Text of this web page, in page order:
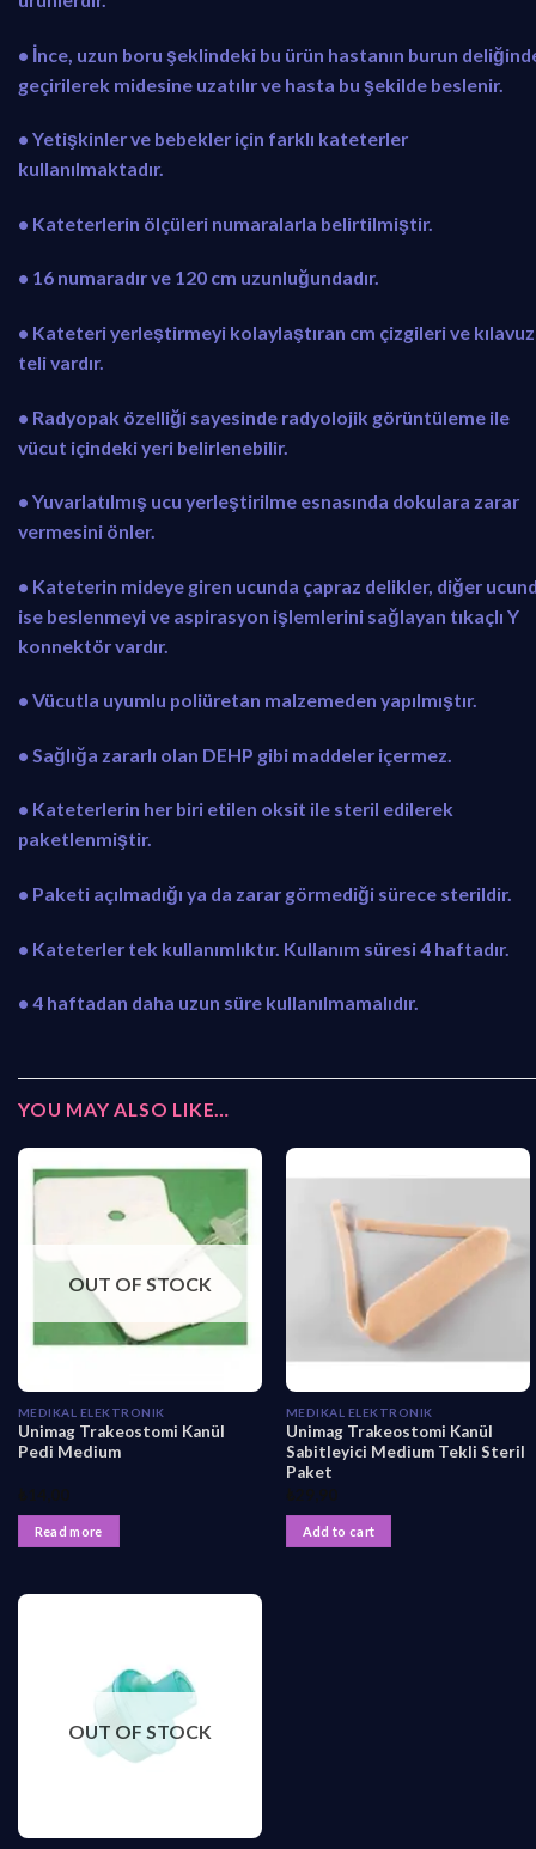
• İnce, uzun boru şeklindeki bu ürün hastanın burun
geçirilerek midesine uzatılır ve hasta bu şekilde beslenir.
• Yetişkinler ve bebekler için farklı kateterler
kullanılmaktadır.
• Kateterlerin ölçüleri numaralarla belirtilmiştir.
• 16 numaradır ve 120 cm uzunluğundadır.
• Kateteri yerleştirmeyi kolaylaştıran cm çizgileri ve kılavuz
teli vardır.
• Radyopak özelliği sayesinde radyolojik görüntüleme ile
vücut içindeki yeri belirlenebilir.
• Yuvarlatılmış ucu yerleştirilme esnasında dokulara zarar
vermesini önler.
• Kateterin mideye giren ucunda çapraz delikler, diğer
ise beslenmeyi ve aspirasyon işlemlerini sağlayan tıkaçlı Y
konnektör vardır.
• Vücutla uyumlu poliüretan malzemeden yapılmıştır.
• Sağlığa zararlı olan DEHP gibi maddeler içermez.
• Kateterlerin her biri etilen oksit ile steril edilerek
paketlenmiştir.
• Paketi açılmadığı ya da zarar görmediği sürece sterildir.
• Kateterler tek kullanımlıktır. Kullanım süresi 4 haftadır.
• 4 haftadan daha uzun süre kullanılmamalıdır.
YOU MAY ALSO LIKE…
OUT OF STOCK
MEDIKAL ELEKTRONIK
Unimag Trakeostomi Kanül
Pedi Medium
Read more
MEDIKAL ELEKTRONIK
Unimag Trakeostomi Kanül
Sabitleyici Medium Tekli Steril
Paket
Add to cart
OUT OF STOCK